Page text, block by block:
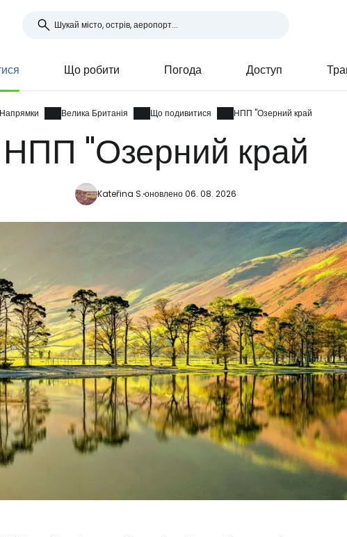
Що робити Погода Доступ
Напрямки Велика Британія Що подивитися НПП "Озерний край
НПП "Озерний край
Kateřina S.оновлено 06. 08. 2026